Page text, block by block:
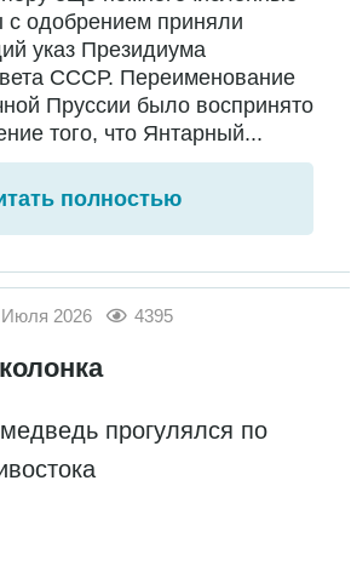
с одобрением приняли
указ Президиума
СССР. Переименование
Пруссии было воспринято
того, что Янтарный...
полностью
Июля 2026 4395
прогулялся по